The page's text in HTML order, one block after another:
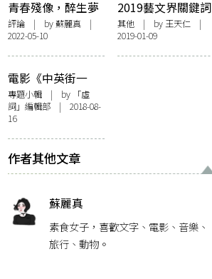
青春殘像，醉生夢
死——豐美股肥
「破家立新」8小
時直落電影派對後
感
評論 | by蘇麗真 |
2022-05-10
2019藝文界關鍵詞
其他| by 王天仁 |
2019-01-09
電影《中英街一
號》評論彙整
（a.k.a. 懶人包）
專題小輯 | by 「虛
詞」編輯部 | 2018-08-
16
作者其他文章
蘇麗真
素食女子，喜歡文字、電影、音樂、
旅行、動物。